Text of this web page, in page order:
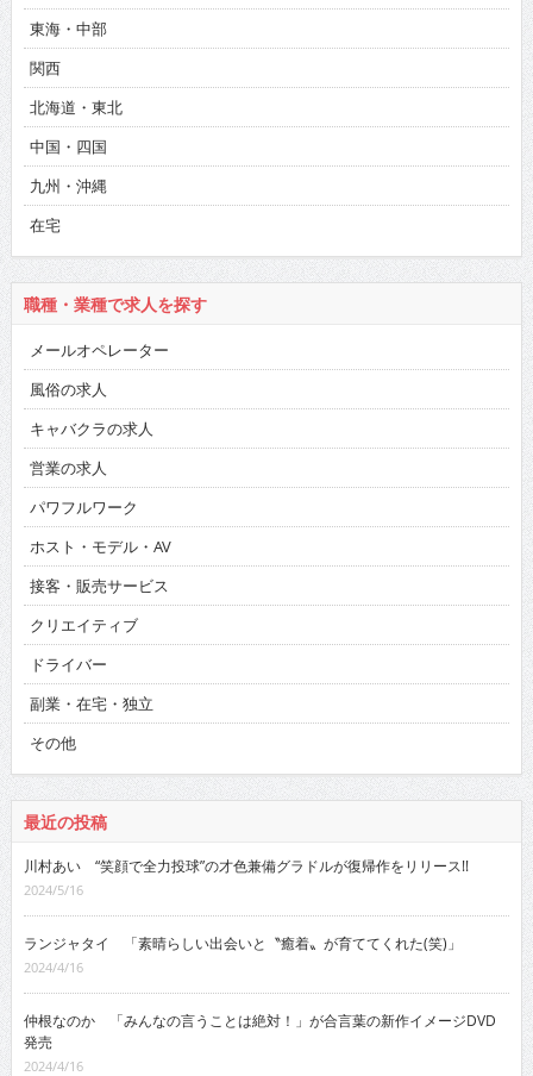
東海・中部
関西
北海道・東北
中国・四国
九州・沖縄
在宅
職種・業種で求人を探す
メールオペレーター
風俗の求人
キャバクラの求人
営業の求人
パワフルワーク
ホスト・モデル・AV
接客・販売サービス
クリエイティブ
ドライバー
副業・在宅・独立
その他
最近の投稿
川村あい “笑顔で全力投球”の才色兼備グラドルが復帰作をリリース!!
2024/5/16
ランジャタイ 「素晴らしい出会いと〝癒着〟が育ててくれた(笑)」
2024/4/16
仲根なのか 「みんなの言うことは絶対！」が合言葉の新作イメージDVD
発売
2024/4/16